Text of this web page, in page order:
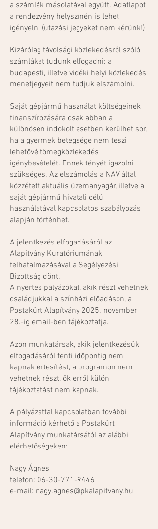
a számlák másolatával együtt. Adatlapot
a rendezvény helyszínén is lehet
igényelni (utazási jegyeket nem kérünk!)
Kizárólag távolsági közlekedésről szóló
számlákat tudunk elfogadni: a
budapesti, illetve vidéki helyi közlekedés
menetjegyeit nem tudjuk elszámolni.
Saját gépjármű használat költségeinek
finanszírozására csak abban a
különösen indokolt esetben kerülhet sor,
ha a gyermek betegsége nem teszi
lehetővé tömegközlekedés
igénybevételét. Ennek tényét igazolni
szükséges. Az elszámolás a NAV által
közzétett aktuális üzemanyagár, illetve a
saját gépjármű hivatali célú
használatával kapcsolatos szabályozás
alapján történhet.
A jelentkezés elfogadásáról az
Alapítvány Kuratóriumának
felhatalmazásával a Segélyezési
Bizottság dönt.
A nyertes pályázókat, akik részt vehetnek
családjukkal a színházi előadáson, a
Postakürt Alapítvány 2025. november
28.-ig email-ben tájékoztatja.
Azon munkatársak, akik jelentkezésük
elfogadásáról fenti időpontig nem
kapnak értesítést, a programon nem
vehetnek részt, ők erről külön
tájékoztatást nem kapnak.
A pályázattal kapcsolatban további
információ kérhető a Postakürt
Alapítvány munkatársától az alábbi
elérhetőségeken:
Nagy Ágnes
telefon: 06-30-771-9446
e-mail: nagy.agnes@pkalapitvany.hu